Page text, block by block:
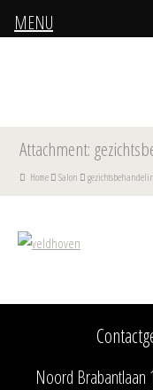
Attachment:
Home Salon
Noord Brabantlaan
MENU